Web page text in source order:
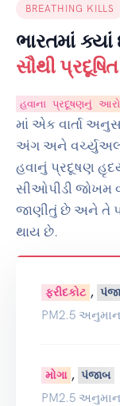
BREATHING KILLS
ભારતમાં
સૌથી
હવાના પ્રદૂષણનું
માં એક વાર્તા
અંગ અને વર્ચ્યુઅલ
હવાનું પ્રદૂષણ
સીઓપીડી જોખમ
જાણીતું છે અને તે
થાય છે.
ફરીદકોટ ,
PM2.5
મોગા , પંજાબ
PM2.5